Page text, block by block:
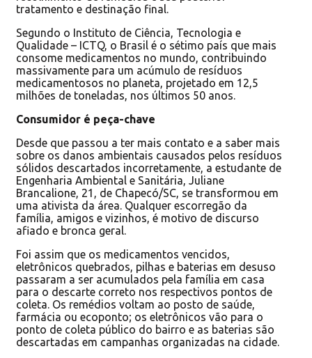
tratamento e destinação final.
Segundo o Instituto de Ciência, Tecnologia e
Qualidade – ICTQ, o Brasil é o sétimo país que mais
consome medicamentos no mundo, contribuindo
massivamente para um acúmulo de resíduos
medicamentosos no planeta, projetado em 12,5
milhões de toneladas, nos últimos 50 anos.
Consumidor é peça-chave
Desde que passou a ter mais contato e a saber mais
sobre os danos ambientais causados pelos resíduos
sólidos descartados incorretamente, a estudante de
Engenharia Ambiental e Sanitária, Juliane
Brancalione, 21, de Chapecó/SC, se transformou em
uma ativista da área. Qualquer escorregão da
família, amigos e vizinhos, é motivo de discurso
afiado e bronca geral.
Foi assim que os medicamentos vencidos,
eletrônicos quebrados, pilhas e baterias em desuso
passaram a ser acumulados pela família em casa
para o descarte correto nos respectivos pontos de
coleta. Os remédios voltam ao posto de saúde,
farmácia ou ecoponto; os eletrônicos vão para o
ponto de coleta público do bairro e as baterias são
descartadas em campanhas organizadas na cidade.